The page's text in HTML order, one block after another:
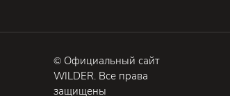
© Официальный сайт
WILDER. Все права
защищены